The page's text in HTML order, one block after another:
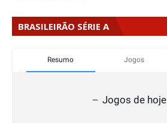
BRASILEIRÃO SÉRIE A
Resumo Jogos
Jogos de hoje